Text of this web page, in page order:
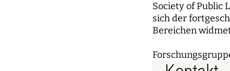
Society of Public
sich der
Bereichen